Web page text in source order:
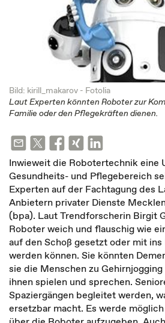
Bild: kirill_makarov - Fotolia
Laut Experten könnten Roboter zur
Familie oder den Pflegekräften dienen.
Inwieweit die Robotertechnik eine
Gesundheits- und Pflegebereich
Experten auf der Fachtagung des
Anbietern privater Dienste
(bpa). Laut Trendforscherin Birgit
Roboter weich und flauschig wie
auf den Schoß gesetzt oder mit
werden können. Sie könnten
sie die Menschen zu
ihnen spielen und sprechen.
Spaziergängen begleitet werden,
ersetzbar macht. Es werde